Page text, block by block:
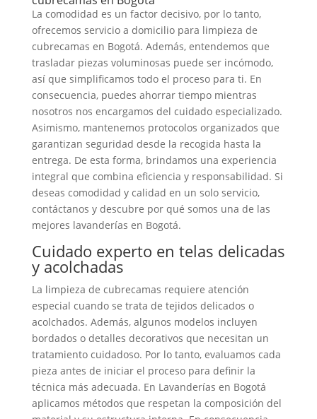
La comodidad es un factor decisivo, por lo tanto,
ofrecemos servicio a domicilio para limpieza de
cubrecamas en Bogotá. Además, entendemos que
trasladar piezas voluminosas puede ser incómodo,
así que simplificamos todo el proceso para ti. En
consecuencia, puedes ahorrar tiempo mientras
nosotros nos encargamos del cuidado especializado.
Asimismo, mantenemos protocolos organizados que
garantizan seguridad desde la recogida hasta la
entrega. De esta forma, brindamos una experiencia
integral que combina eficiencia y responsabilidad. Si
deseas comodidad y calidad en un solo servicio,
contáctanos y descubre por qué somos una de las
mejores lavanderías en Bogotá.
Cuidado experto en telas delicadas
y acolchadas
La limpieza de cubrecamas requiere atención
especial cuando se trata de tejidos delicados o
acolchados. Además, algunos modelos incluyen
bordados o detalles decorativos que necesitan un
tratamiento cuidadoso. Por lo tanto, evaluamos cada
pieza antes de iniciar el proceso para definir la
técnica más adecuada. En Lavanderías en Bogotá
aplicamos métodos que respetan la composición del